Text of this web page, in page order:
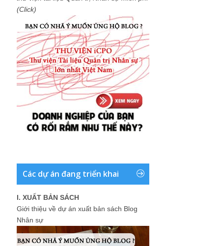
(Click)
Các dự án đang triển khai
I. XUẤT BẢN SÁCH
Giới thiệu về dự án xuất bản sách Blog
Nhân sự